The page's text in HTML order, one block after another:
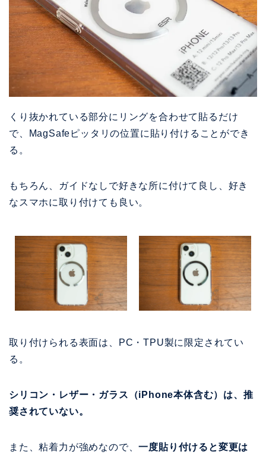
くり抜かれている部分にリングを合わせて貼るだけ
で、MagSafeピッタリの位置に貼り付けることができ
る。
もちろん、ガイドなしで好きな所に付けて良し、好き
なスマホに取り付けても良い。
取り付けられる表面は、PC・TPU製に限定されてい
る。
シリコン・レザー・ガラス（iPhone本体含む）は、推
奨されていない。
また、粘着力が強めなので、一度貼り付けると変更は